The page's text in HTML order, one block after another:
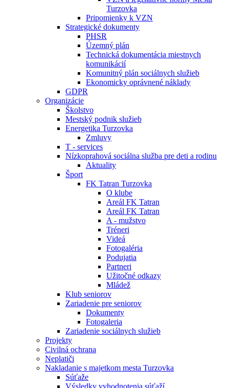
Turzovka
Pripomienky k VZN
Strategické dokumenty
PHSR
Územný plán
Technická dokumentácia miestnych
komunikácií
Komunitný plán sociálnych služieb
Ekonomicky oprávnené náklady
GDPR
Organizácie
Školstvo
Mestský podnik služieb
Energetika Turzovka
Zmluvy
T - services
Nízkoprahová sociálna služba pre deti a rodinu
Aktuality
Šport
FK Tatran Turzovka
O klube
Areál FK Tatran
Areál FK Tatran
A - mužstvo
Tréneri
Videá
Fotogaléria
Podujatia
Partneri
Užitočné odkazy
Mládež
Klub seniorov
Zariadenie pre seniorov
Dokumenty
Fotogaleria
Zariadenie sociálnych služieb
Projekty
Civilná ochrana
Neplatiči
Nakladanie s majetkom mesta Turzovka
Súťaže
Výsledky vyhodnotenia súťaží